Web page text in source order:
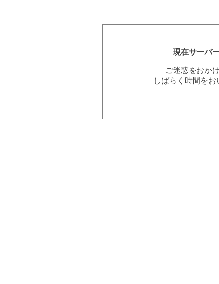
現在サーバ
ご迷惑をおか
しばらく時間を